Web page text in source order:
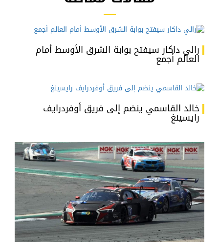
رالي داكار سيفتح بوابة الشرق الأوسط أمام
العالم أجمع
خالد القاسمي ينضم إلى فريق أوفردرايف
رايسينغ